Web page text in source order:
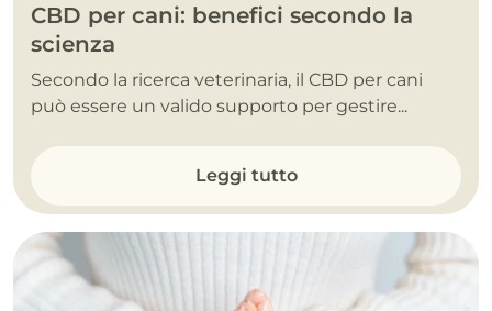
CBD per cani: benefici secondo la
scienza
Secondo la ricerca veterinaria, il CBD per cani
può essere un valido supporto per gestire...
Leggi tutto